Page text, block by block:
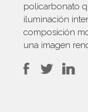
policarbonato
iluminación
composición
una imagen